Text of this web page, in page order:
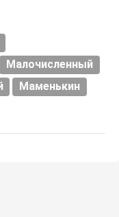
Малочисленный
Маменькин